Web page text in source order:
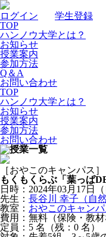
ログイン
学生登録
TOP
ハンノウ大学とは？
お知らせ
授業案内
参加方法
Q＆A
お問い合わせ
TOP
ハンノウ大学とは？
お知らせ
授業案内
参加方法
お問い合わせ
［おやこのキャンパス］
もくもくらぶ「葉っぱ
日時：2024年03月17日（
先生： 長谷川 幸子（自
教室： おやこのキャン
費用：無料（保険・教材
定員：5 名 （残：0 名 ）